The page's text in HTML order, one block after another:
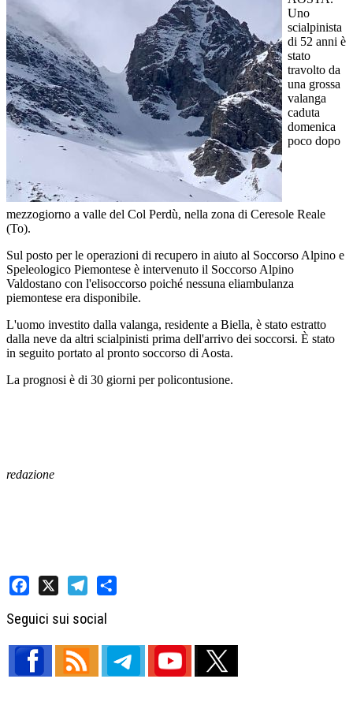
Uno
scialpinista
di 52 anni è
stato
travolto da
una grossa
valanga
caduta
domenica
poco dopo
mezzogiorno a valle del Col Perdù, nella zona di Ceresole Reale
(To).
Sul posto per le operazioni di recupero in aiuto al Soccorso Alpino e
Speleologico Piemontese è intervenuto il Soccorso Alpino
Valdostano con l'elisoccorso poiché nessuna eliambulanza
piemontese era disponibile.
L'uomo investito dalla valanga, residente a Biella, è stato estratto
dalla neve da altri scialpinisti prima dell'arrivo dei soccorsi. È stato
in seguito portato al pronto soccorso di Aosta.
La prognosi è di 30 giorni per policontusione.
redazione
Seguici sui social